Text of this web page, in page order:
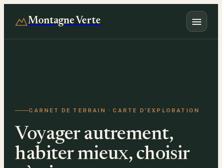
Montagne Verte
CARNET DE TERRAIN · CARTE D'EXPLORATION
Voyager autrement,
habiter mieux, choisir